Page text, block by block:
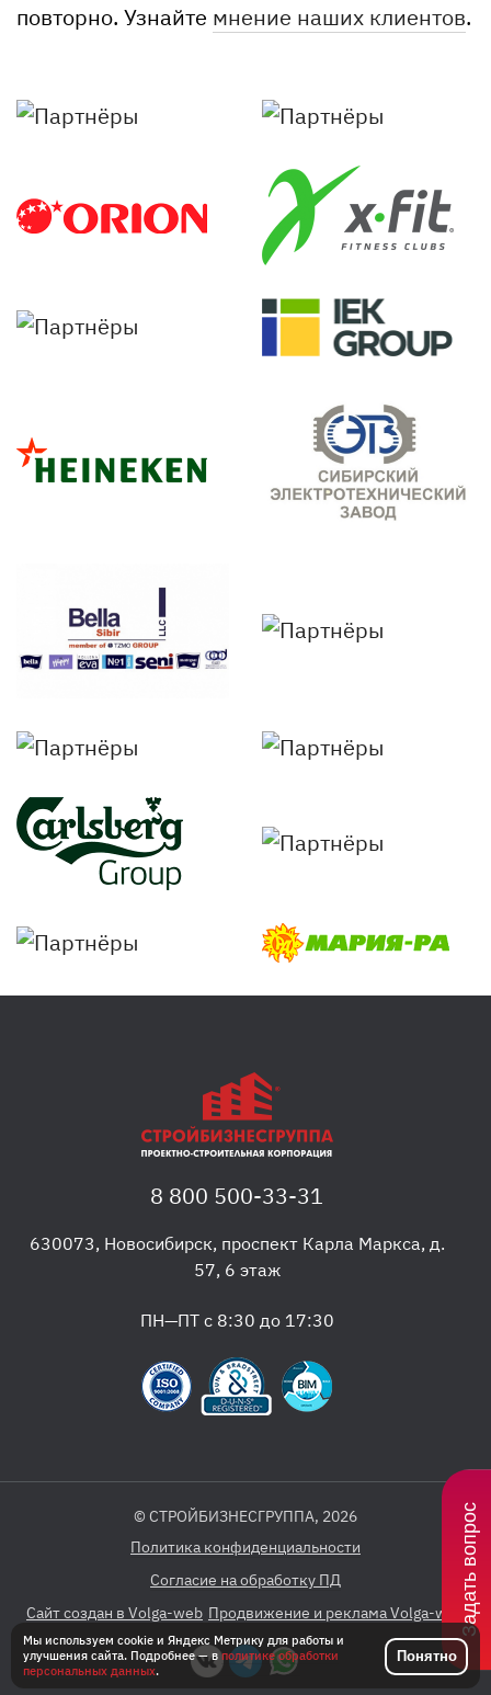
повторно. Узнайте мнение наших клиентов.
Мы используем cookie и Яндекс Метрику для работы и
улучшения сайта. Подробнее — вполитике обработки
персональных данных.
Понятно
8 800 500-33-31
630073, Новосибирск, проспект Карла Маркса, д.
57, 6 этаж
ПН—ПТ с 8:30 до 17:30
© СТРОЙБИЗНЕСГРУППА, 2026
Политика конфиденциальности
Согласие на обработку ПД
Сайт создан в Volga-web Продвижение и реклама Volga-web Задать вопрос